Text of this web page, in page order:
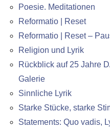
Poesie. Meditationen
Reformatio | Reset
Reformatio | Reset –
Religion und Lyrik
Rückblick auf 25 Jahre
Galerie
Sinnliche Lyrik
Starke Stücke, starke
Statements: Quo vadis,